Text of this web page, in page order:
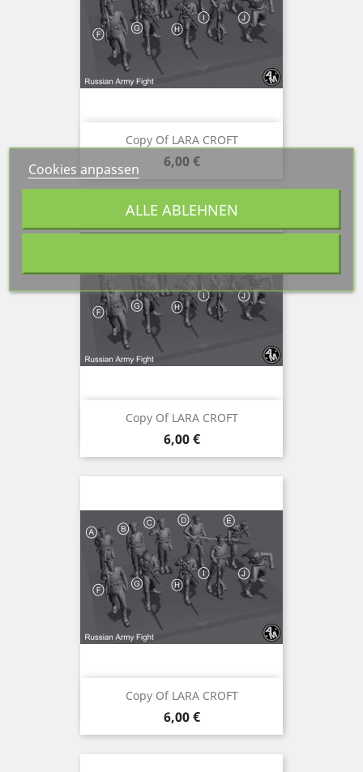
Copy Of LARA CROFT
Preis
6,00 €
Copy Of LARA CROFT
Preis
6,00 €
Copy Of LARA CROFT
Preis
6,00 €
Cookies anpassen
ALLE ABLEHNEN